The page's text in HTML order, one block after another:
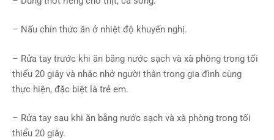
– Nấu chín thức ăn ở nhiệt độ khuyến nghị.
– Rửa tay trước khi ăn bằng nước sạch và xà phòng trong tối
thiểu 20 giây và nhắc nhở người thân trong gia đình cùng
thực hiện, đặc biệt là trẻ em.
– Rửa tay sau khi ăn bằng nước sạch và xà phòng trong tối
thiểu 20 giây.